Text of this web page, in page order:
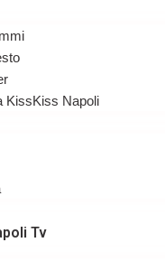
KissKiss Napoli
Tv